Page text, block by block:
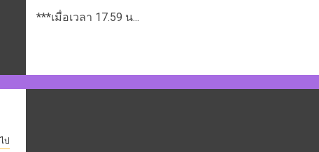
***เมื่อเวลา 17.59 น...
ป